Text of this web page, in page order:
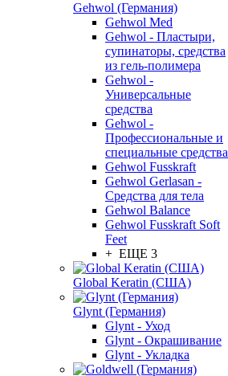
Gehwol (Германия)
Gehwol Med
Gehwol - Пластыри,
супинаторы, средства
из гель-полимера
Gehwol -
Универсальные
средства
Gehwol -
Профессиональные и
специальные средства
Gehwol Fusskraft
Gehwol Gerlasan -
Средства для тела
Gehwol Balance
Gehwol Fusskraft Soft
Feet
+ ЕЩЕ 3
Global Keratin (США)
Glynt (Германия)
Glynt - Уход
Glynt - Окрашивание
Glynt - Укладка